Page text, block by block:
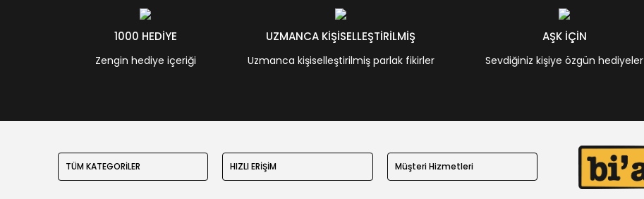
1000 HEDİYE
Zengin hediye içeriği
UZMANCA KİŞİSELLEŞTİRİLMİŞ
Uzmanca kişiselleştirilmiş parlak fikirler
AŞK İÇİN
Sevdiğiniz kişiye özgün hediyeler
TÜM KATEGORİLER HIZLI ERİŞİM Müşteri Hizmetleri